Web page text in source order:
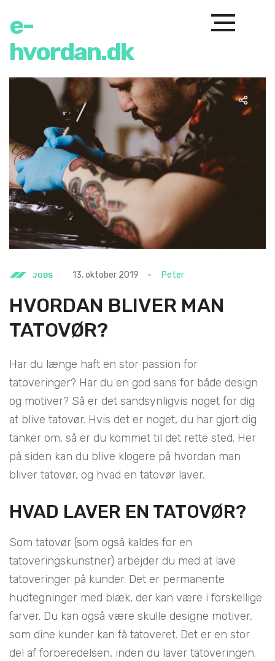
e-
hvordan.dk
JOBS 13. oktober 2019 Peter
HVORDAN BLIVER MAN
TATOVØR?
Har du længe haft en stor passion for
tatoveringer? Har du en god sans for både design
og motiver? Så er det sandsynligvis noget for dig
at blive tatovør. Hvis det er noget, du har gjort dig
tanker om, så er du kommet til det rette sted. Her
på siden kan du blive klogere på hvordan man
bliver tatovør, og hvad en tatovør laver.
HVAD LAVER EN TATOVØR?
Som tatovør (som også kaldes for en
tatoveringskunstner) arbejder du med at lave
tatoveringer på kunder. Det er permanente
hudtegninger med blæk, der kan være i forskellige
farver. Du kan også være skulle designe motiver,
som dine kunder kan få tatoveret. Det er en stor
del af forberedelsen, inden du laver tatoveringen.